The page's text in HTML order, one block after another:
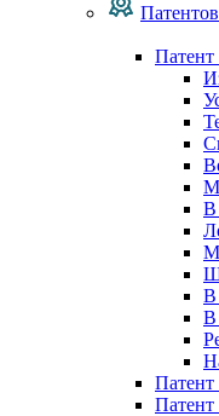
Патент
В
В
В
Патент